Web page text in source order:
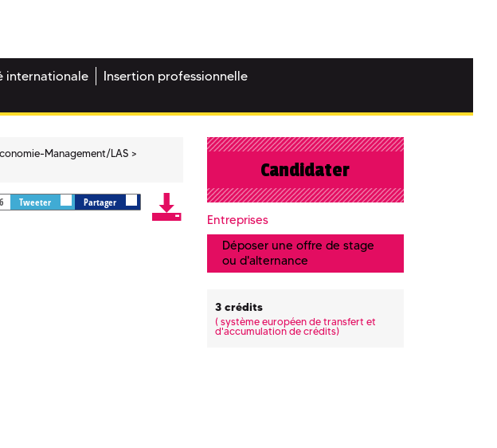
internationale
Insertion professionnelle
Management/LAS
Tweeter Partager
Candidater
Entreprises
Déposer une offre de stage
ou d'alternance
3 crédits
(système européen de transfert et
d'accumulation de crédits)